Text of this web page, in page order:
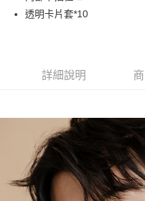
街口支付
大哥付你分期
2.付款方式選擇「大哥付你分期」
流程，驗證手機門號後，選擇欲
成交易。
3.實際核准額度、可分期數及費用
4.訂單成立30分鐘內，如未前往確
消。如遇「轉專審核」未通過狀況
【關於「AFTEE先享後付」】
AFTEE先享後付是「在收到商品
便利好安心！
１．簡單：不需註冊會員、不需綁
２．便利：只要手機號碼，簡訊
ATM付款
運送方式
透明卡片套*10
詳細說明